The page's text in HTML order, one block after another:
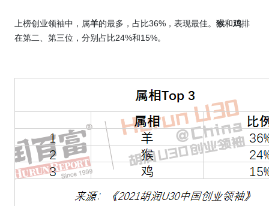
上榜创业领袖中， 属羊的最多，占比36% ，表现最佳。 猴和鸡排
在第二、第三位，分别占比24%和15%。